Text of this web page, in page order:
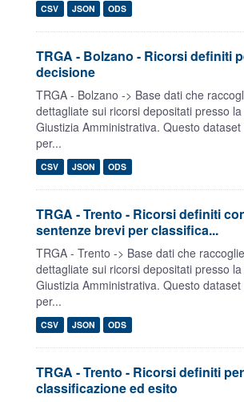
CSV JSON ODS
TRGA - Bolzano - Ricorsi definiti
decisione
TRGA - Bolzano -> Base dati che
dettagliate sui ricorsi depositati presso
Giustizia Amministrativa. Questo
per...
CSV JSON ODS
TRGA - Trento - Ricorsi definiti
sentenze brevi per classifica...
TRGA - Trento -> Base dati che
dettagliate sui ricorsi depositati presso
Giustizia Amministrativa. Questo
per...
CSV JSON ODS
TRGA - Trento - Ricorsi definiti per
classificazione ed esito